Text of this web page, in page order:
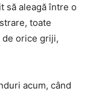
să aleagă între o
toate
orice griji,
acum, când